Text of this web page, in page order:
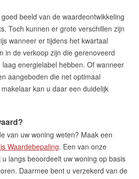
beeld van de waardeontwikkeling
Toch kunnen er grote verschillen zijn
wanneer er tijdens het kwartaal
in de verkoop zijn die gerenoveerd
energielabel hebben. Of wanneer
aangeboden die net optimaal
kan u daar een duidelijk
van uw woning weten? Maak een
Waardebepaling. Een van onze
langs beoordeelt uw woning op basis
Daarmee bent u verzekerd van de